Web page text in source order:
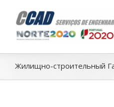
Жилищно-строительный